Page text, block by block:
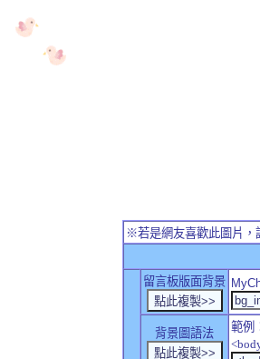
※若是網友喜歡此圖片，
留言板版面背景
背景圖語法
範例